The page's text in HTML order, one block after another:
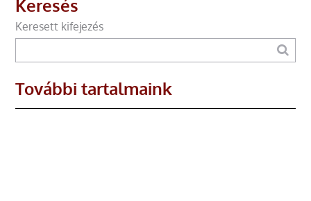
Keresés
Keresett kifejezés
További tartalmaink